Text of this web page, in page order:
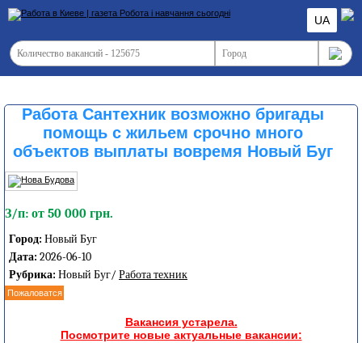
UA
Работа Сантехник возможно бригады
помощь с жильем срочно много
объектов выплаты вовремя Новый Буг
З/п: от 50 000 грн.
Город: Новый Буг
Дата: 2026-06-10
Рубрика: Новый Буг/ Работа техник
Пожаловатся
Вакансия устарела.
Посмотрите новые актуальные вакансии: